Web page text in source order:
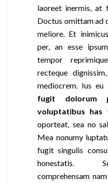
laoreet inermis, at
Doctus omittam ad
meliore. Et
per, an esse
tempor
recteque
mediocrem. Ius eu
fugit dolorum
voluptatibus has
oporteat, sea no
Mea nonumy
fugit singulis
honestatis.
comprehensam